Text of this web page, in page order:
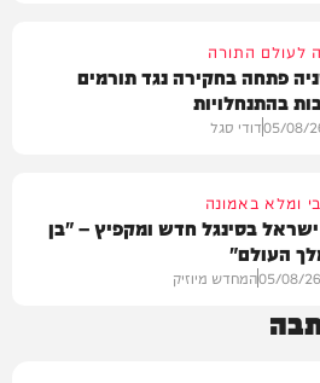
לעולם התורה
פתחה בחקירה נגד תורמים
בהתנחלויות
05/08/דודי סגל
ומלא באמונה
ישראל בסינגל חדש ומקפיץ – "בן
העולם"
05/08/26המחדש מיוזיק